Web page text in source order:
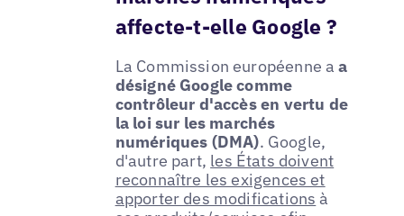
affecte-t-elle Google ?
La Commission européenne aa
désigné Google comme
contrôleur d'accès en vertu de
la loi sur les marchés
numériques (DMA). Google,
d'autre part, les États doivent
reconnaître les exigences et
apporter des modifications à